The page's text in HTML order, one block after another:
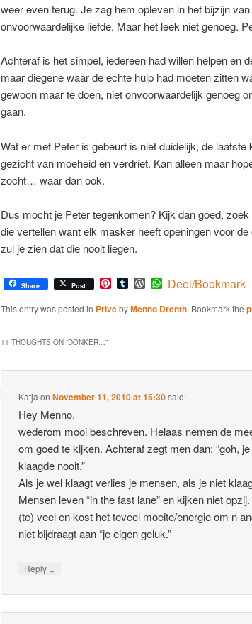
weer even terug. Je zag hem opleven in het bijzijn
onvoorwaardelijke liefde. Maar het leek niet genoeg.
Achteraf is het simpel, iedereen had willen helpen en
maar diegene waar de echte hulp had moeten zitten
gewoon maar te doen, niet onvoorwaardelijk genoeg
gaan.
Wat er met Peter is gebeurt is niet duidelijk, de
gezicht van moeheid en verdriet. Kan alleen maar
zocht… waar dan ook.
Dus mocht je Peter tegenkomen? Kijk dan goed,
die vertellen want elk masker heeft openingen voor
zul je zien dat die nooit liegen.
Share Post Pinterest
TumblrWordPress
WhatsApp
Deel/Bookmark
This entry was posted in PrivebyMenno Drenth. Bookmark the
11 THOUGHTS ON “DONKER… ”
Katja onNovember 11, 2010 at 15:30said:
Hey Menno,
wederom mooi beschreven. Helaas nemen de
om goed te kijken. Achteraf zegt men dan: “goh,
klaagde nooit.”
Als je wel klaagt verlies je mensen, als je niet
Mensen leven “in the fast lane” en kijken niet
(te) veel en kost het teveel moeite/energie om n
niet bijdraagt aan “je eigen geluk.”
Reply ↓